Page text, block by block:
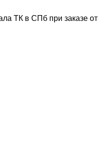
ТК в СПб при заказе от